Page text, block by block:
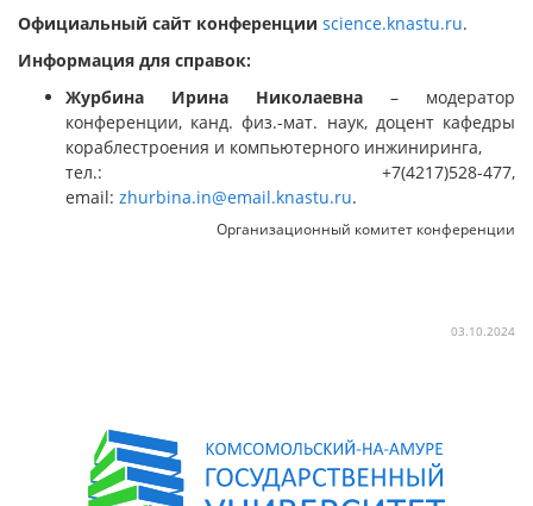
Официальный сайт конференции science.knastu.ru.
Информация для справок:
Журбина Ирина Николаевна – модератор
конференции, канд. физ.-мат. наук, доцент кафедры
кораблестроения и компьютерного инжиниринга,
тел.: +7(4217)528-477,
email: zhurbina.in@email.knastu.ru.
Организационный комитет конференции
03.10.2024